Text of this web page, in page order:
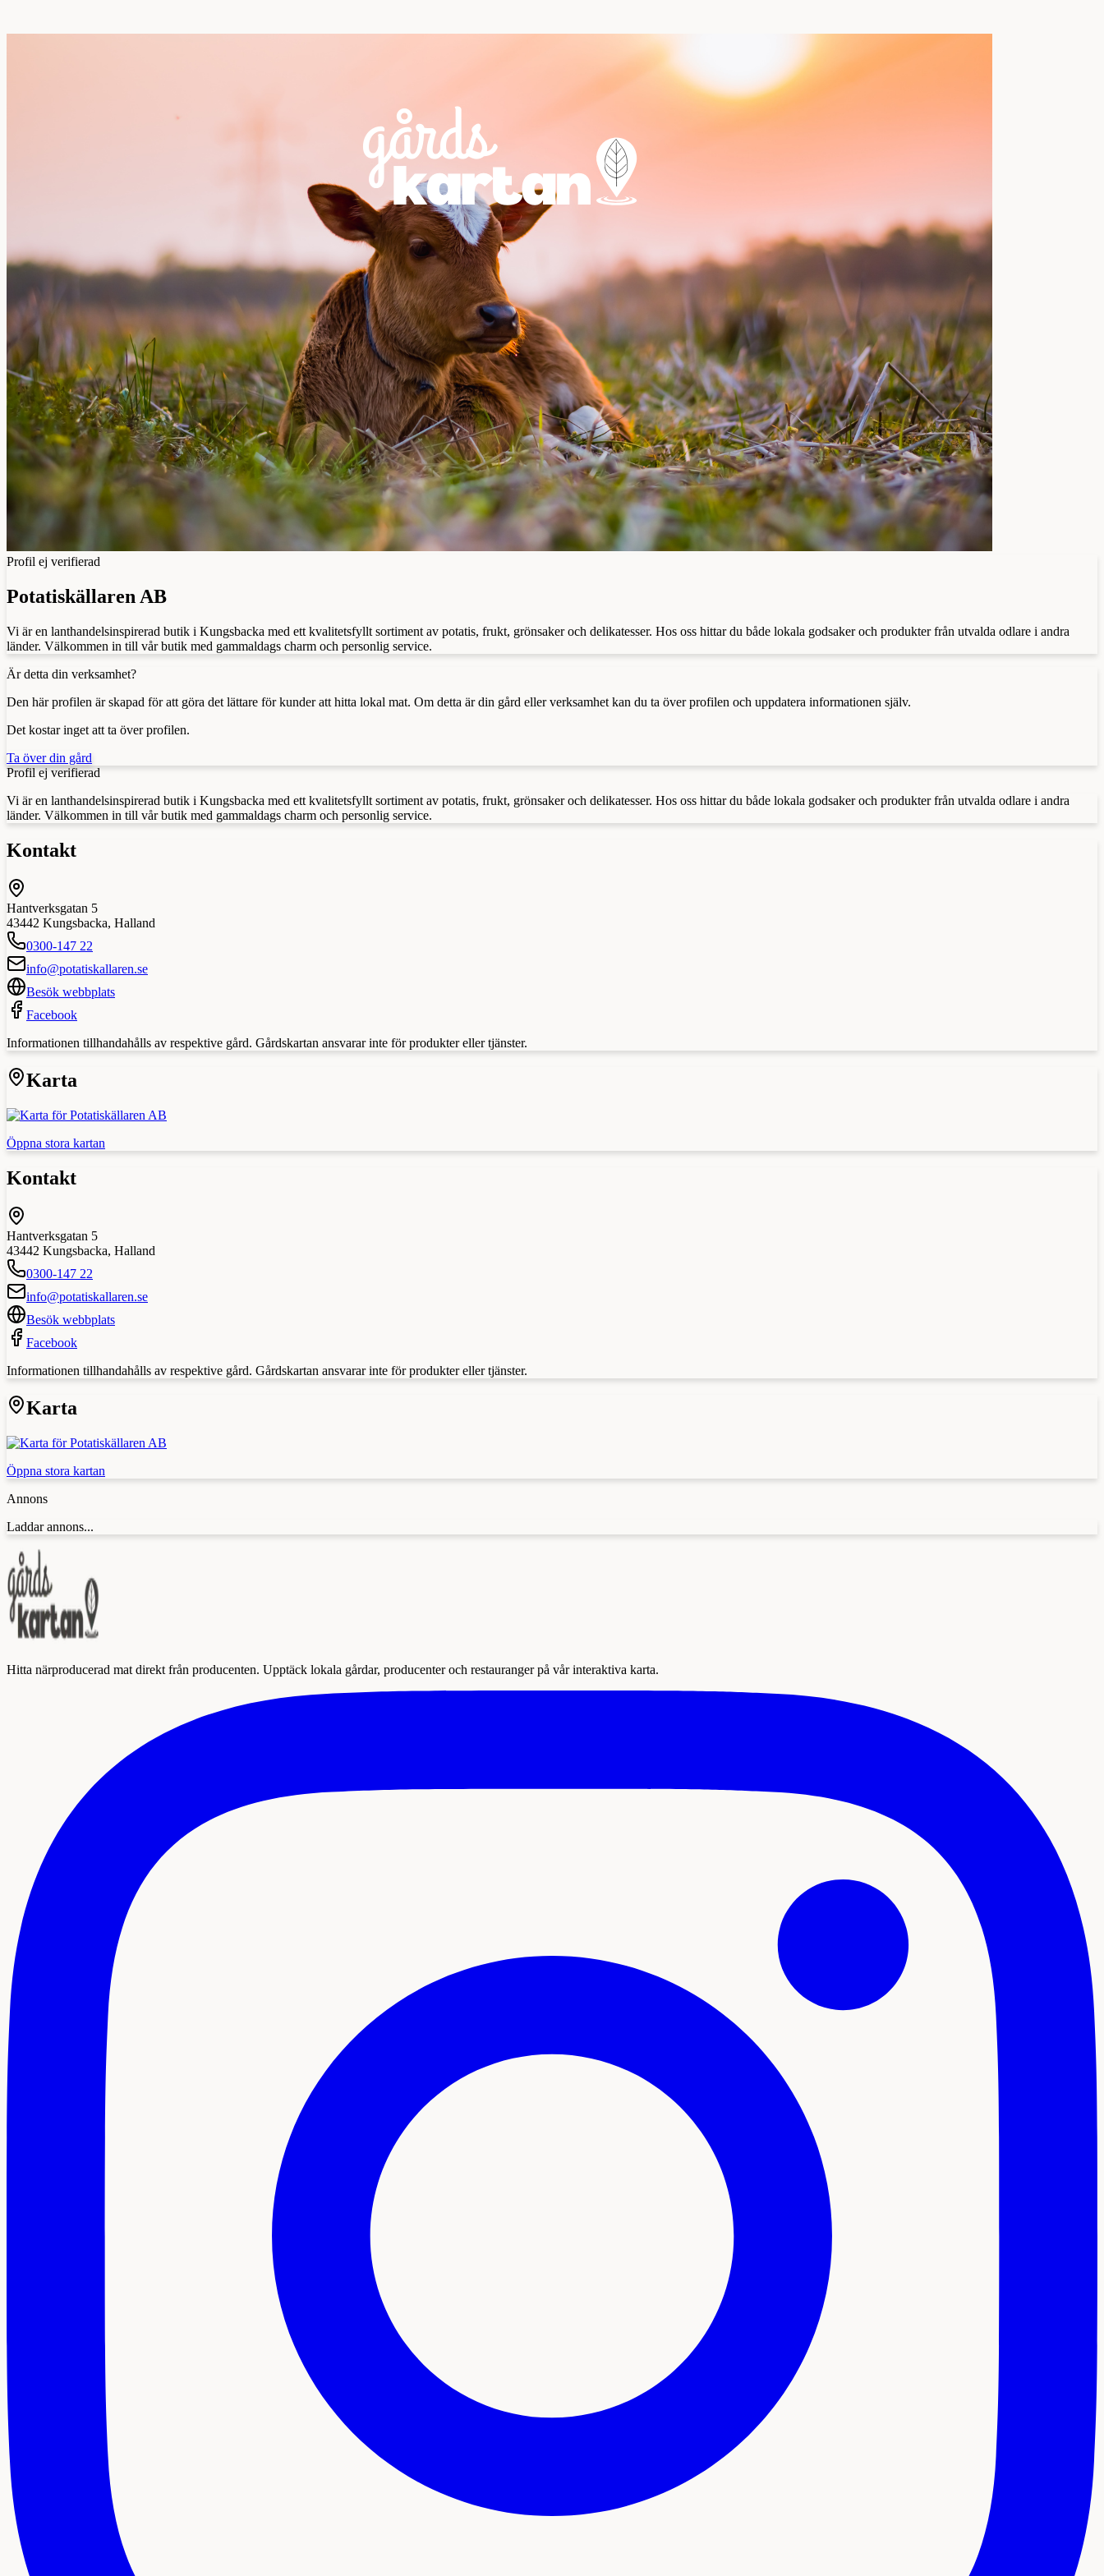
Profil ej verifierad
Potatiskällaren AB
Vi är en lanthandelsinspirerad butik i Kungsbacka med ett kvalitetsfyllt sortiment av potatis, frukt, grönsaker och delikatesser. Hos oss hittar du både lokala godsaker och produkter från utvalda odlare i andra
länder. Välkommen in till vår butik med gammaldags charm och personlig service.
Är detta din verksamhet?
Den här profilen är skapad för att göra det lättare för kunder att hitta lokal mat. Om detta är din gård eller verksamhet kan du ta över profilen och uppdatera informationen själv.
Det kostar inget att ta över profilen.
Ta över din gård
Profil ej verifierad
Vi är en lanthandelsinspirerad butik i Kungsbacka med ett kvalitetsfyllt sortiment av potatis, frukt, grönsaker och delikatesser. Hos oss hittar du både lokala godsaker och produkter från utvalda odlare i andra
länder. Välkommen in till vår butik med gammaldags charm och personlig service.
Kontakt
Hantverksgatan 5
43442 Kungsbacka, Halland
0300-147 22
info@potatiskallaren.se
Besök webbplats
Facebook
Informationen tillhandahålls av respektive gård. Gårdskartan ansvarar inte för produkter eller tjänster.
Karta
Öppna stora kartan
Kontakt
Hantverksgatan 5
43442 Kungsbacka, Halland
0300-147 22
info@potatiskallaren.se
Besök webbplats
Facebook
Informationen tillhandahålls av respektive gård. Gårdskartan ansvarar inte för produkter eller tjänster.
Karta
Öppna stora kartan
Annons
Laddar annons...
Hitta närproducerad mat direkt från producenten. Upptäck lokala gårdar, producenter och restauranger på vår interaktiva karta.